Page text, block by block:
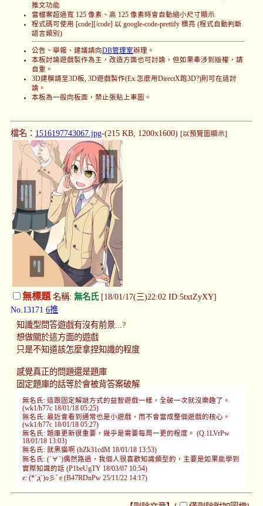
推文功能
當檔案超過寬 125 像素、高 125 像素時會自動縮小尺寸顯示
程式碼可使用 [code][/code] 以 google-code-prettify 標亮 (程式自動判斷
語言類別)
公告、舉報、建議請向 DB管理室辦理。
本板討論遊戲製作為主，改造方面也可討論，但如果牽涉到版權，請
自重。
3D建模請至3D板, 3D遊戲製作(Ex.怎麼用DirectX跑3D?)則可在這討
論。
本板為一般向板面，禁止張貼上車圖。
檔名： 1516197743067.jpg-(215 KB, 1200x1600) [以預覽圖顯示]
無標題名稱: 無名氏[18/01/17(三)22:02 ID:5txtZyXY]
No.13171 6推
知識型問答遊戲有沒有前景...?
想做關於這方面的遊戲
只是不知道該怎麼拿捏知識的程度
感覺真正的問題還是題庫
固定題庫的話等於會被背答案破解
無名氏: 這跟固定解謎方式的益智遊戲一樣，全破一次就沒樂趣了。
(wk1/h77c 18/01/18 05:25)
無名氏: 最近會看到通常也是小遊戲，而不會當成整個遊戲的核心。
(wk1/h77c 18/01/18 05:27)
無名氏: 題庫更新很重要，幾乎是需要每周一更的程度。 (Q.1LVrPw
18/01/18 13:03)
無名氏: 就黑貓啊 (hZk31cdM 18/01/18 13:53)
無名氏: (´∀`)偶然路過，我個人很喜歡知識類型的，主要是如果能學到
實際知識的話 (P1beUgTY 18/03/07 10:54)
e: (*´д`)o彡ﾟe (B47RDnPw 25/11/22 14:17)